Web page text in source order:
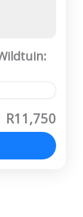
ATKV
Royal
Witrivier
R11,750